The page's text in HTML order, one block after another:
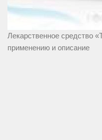
Лекарственное средство
применению и описание